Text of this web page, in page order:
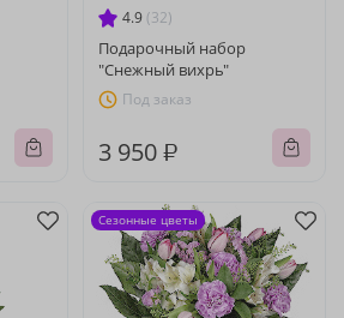
4.9 (32)
Подарочный набор
"Снежный вихрь"
Под заказ
3 950 ₽
Сезонные цветы